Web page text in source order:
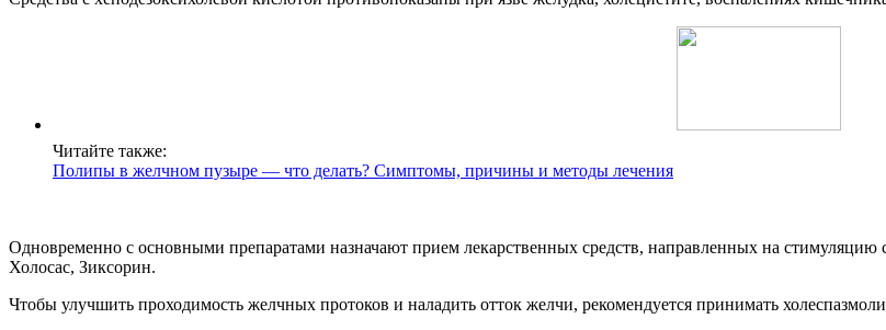
Читайте также:
Полипы в желчном пузыре — что делать? Симптомы, причины и методы лечения
Одновременно с основными препаратами назначают прием лекарственных средств, направленных на
Холосас, Зиксорин.
Чтобы улучшить проходимость желчных протоков и наладить отток желчи, рекомендуется принимать